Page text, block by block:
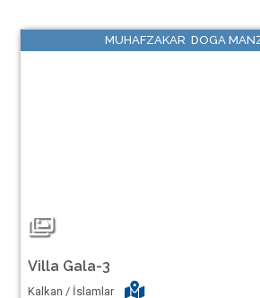
MUHAFZAKAR DOGA
Villa Gala-3
Kalkan / İslamlar